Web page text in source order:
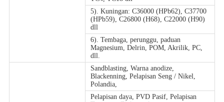
5). Kuningan: C36000 (HPb62), C37700
(HPb59), C26800 (H68), C22000 (H90)
dll
6). Tembaga, perunggu, paduan
Magnesium, Delrin, POM, Akrilik, PC,
dll.
Sandblasting, Warna anodize,
Blackenning, Pelapisan Seng / Nikel,
Polandia,
Pelapisan daya, PVD Pasif, Pelapisan